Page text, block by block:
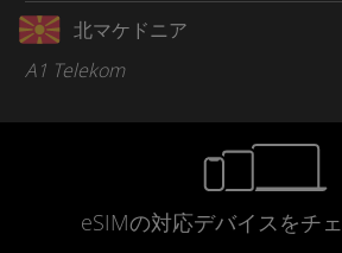
北マケドニア
A1 Telekom
eSIMの対応デバイスをチ